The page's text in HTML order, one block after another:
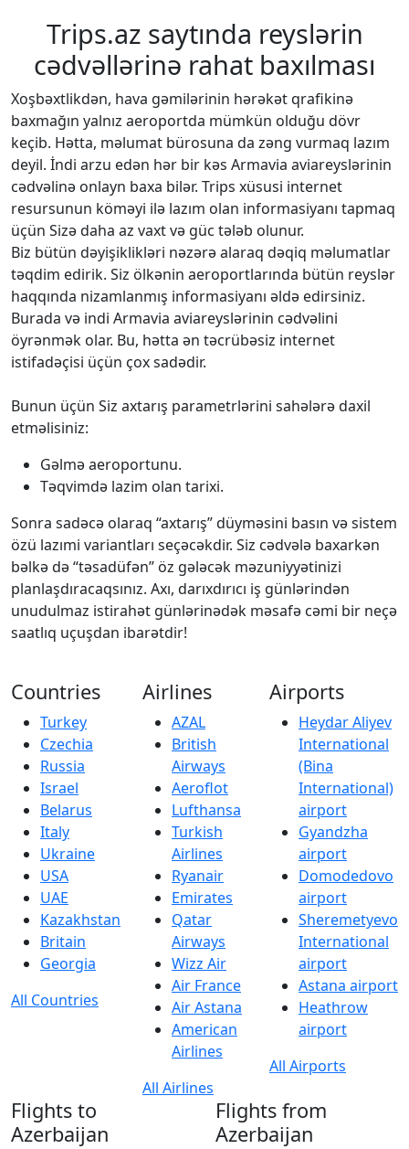
Trips.az saytında reyslərin
cədvəllərinə rahat baxılması
Xoşbəxtlikdən, hava gəmilərinin hərəkət qrafikinə
baxmağın yalnız aeroportda mümkün olduğu dövr
keçib. Hətta, məlumat bürosuna da zəng vurmaq lazım
deyil. İndi arzu edən hər bir kəs Armavia aviareyslərinin
cədvəlinə onlayn baxa bilər. Trips xüsusi internet
resursunun köməyi ilə lazım olan informasiyanı tapmaq
üçün Sizə daha az vaxt və güc tələb olunur.
Biz bütün dəyişiklikləri nəzərə alaraq dəqiq məlumatlar
təqdim edirik. Siz ölkənin aeroportlarında bütün reyslər
haqqında nizamlanmış informasiyanı əldə edirsiniz.
Burada və indi Armavia aviareyslərinin cədvəlini
öyrənmək olar. Bu, hətta ən təcrübəsiz internet
istifadəçisi üçün çox sadədir.
Bunun üçün Siz axtarış parametrlərini sahələrə daxil
etməlisiniz:
Gəlmə aeroportunu.
Təqvimdə lazim olan tarixi.
Sonra sadəcə olaraq “axtarış” düyməsini basın və sistem
özü lazımi variantları seçəcəkdir. Siz cədvələ baxarkən
bəlkə də “təsadüfən” öz gələcək məzuniyyətinizi
planlaşdıracaqsınız. Axı, darıxdırıcı iş günlərindən
unudulmaz istirahət günlərinədək məsafə cəmi bir neçə
saatlıq uçuşdan ibarətdir!
Countries
Turkey
Czechia
Russia
Israel
Belarus
Italy
Ukraine
USA
UAE
Kazakhstan
Britain
Georgia
All Countries
Airlines
AZAL
British
Airways
Aeroflot
Lufthansa
Turkish
Airlines
Ryanair
Emirates
Qatar
Airways
Wizz Air
Air France
Air Astana
American
Airlines
All Airlines
Airports
Heydar Aliyev
International
(Bina
International)
airport
Gyandzha
airport
Domodedovo
airport
Sheremetyevo
International
airport
Astana airport
Heathrow
airport
All Airports
Flights to
Azerbaijan
Flights from
Azerbaijan